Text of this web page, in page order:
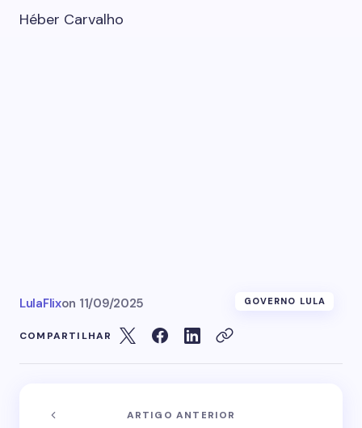
Héber Carvalho
LulaFlixon 11/09/2025 GOVERNO LULA
COMPARTILHAR
ARTIGO ANTERIOR